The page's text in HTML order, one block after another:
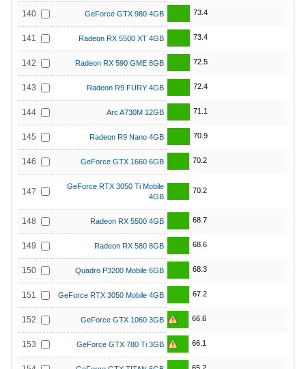
140 GeForce GTX 980 4GB 73.4
141 Radeon RX 5500 XT 4GB 73.4
142 Radeon RX 590 GME 8GB 72.5
143 Radeon R9 FURY 4GB 72.4
144 Arc A730M 12GB 71.1
145 Radeon R9 Nano 4GB 70.9
146 GeForce GTX 1660 6GB 70.2
147
GeForce RTX 3050 Ti Mobile
4GB
70.2
148 Radeon RX 5500 4GB 68.7
149 Radeon RX 580 8GB 68.6
150 Quadro P3200 Mobile 6GB 68.3
151 GeForce RTX 3050 Mobile 4GB 67.2
152 GeForce GTX 1060 3GB 66.6
153 GeForce GTX 780 Ti 3GB 66.1